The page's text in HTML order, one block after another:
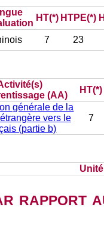
HT(*) HTPE(*)
7 23
(AA)
HT(*)
générale de la
vers le
(partie b)
7
rapport